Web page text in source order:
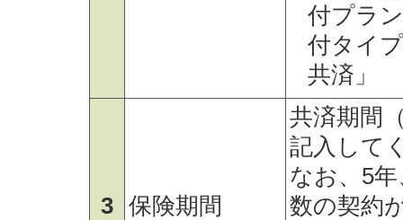
付プラ
付タイ
共済」
3 保険期間
共済期間
記入して
なお、5
数の契約